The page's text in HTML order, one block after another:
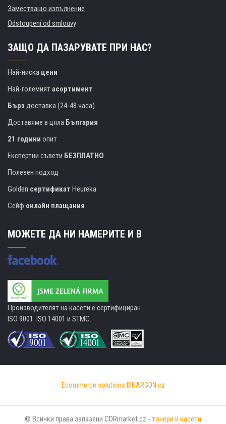
Заместващо изпълнение
Odstoupení od smlouvy
ЗАЩО ДА ПАЗАРУВАТЕ ПРИ НАС?
Най-ниска цени
Най-големиятасортимент
Бърз доставка (24-48 часа)
Доставяме в цяла България
21 години опит
Експертни съвети БЕЗПЛАТНО
Полезен подход
Golden сертификат Heureka
Сейф онлайн плащания
МОЖЕТЕ ДА НИ НАМЕРИТЕ И В
Производителят на касети е сертифициран
ISO 9001. ISO 14001 и STMC.
Ecommerce solutions BINARGON.cz
© Всички права запазени CDRmarket.cz - тонери и касети